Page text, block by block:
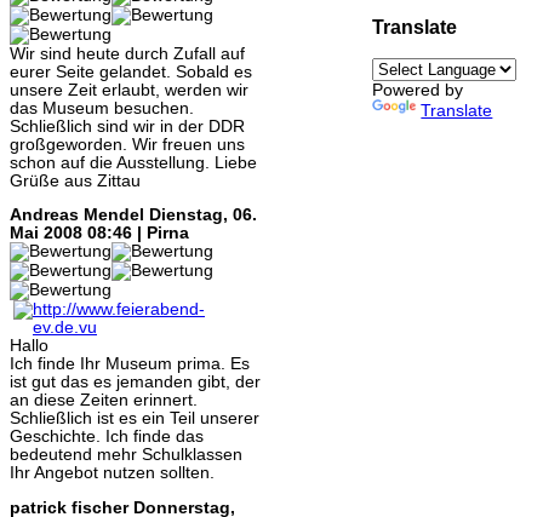
Wir sind heute durch Zufall auf
eurer Seite gelandet. Sobald es
unsere Zeit erlaubt, werden wir
das Museum besuchen.
Schließlich sind wir in der DDR
großgeworden. Wir freuen uns
schon auf die Ausstellung. Liebe
Grüße aus Zittau
Andreas Mendel
Dienstag, 06.
Mai 2008 08:46 | Pirna
Hallo
Ich finde Ihr Museum prima. Es
ist gut das es jemanden gibt, der
an diese Zeiten erinnert.
Schließlich ist es ein Teil unserer
Geschichte. Ich finde das
bedeutend mehr Schulklassen
Ihr Angebot nutzen sollten.
patrick fischer Donnerstag,
Translate
Powered by
Translate